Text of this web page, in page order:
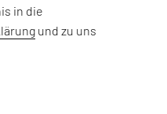
in die
und zu uns